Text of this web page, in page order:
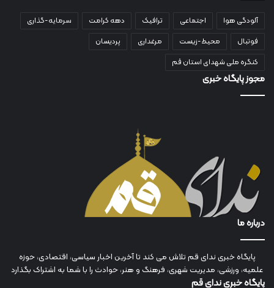
آلودگی هوا اجتماعی ترافیک دهه کرامت
سرمایه-گذاری
فوتبال
محیط-زیست مرغداری
پردیسان
کنگره ملی شهدای استان قم
مجوز پایگاه خبری
درباره ما
پایگاه خبری ندای قم تلاش می کند تا آخرین اخبار سیاسی، اقتصادی، حوزه
علمیه، ورزشی، مدیریت شهری، فرهنگ و هنر، حوادث را با شما به اشتراک بگذارد
پایگاه خبری ندای قم